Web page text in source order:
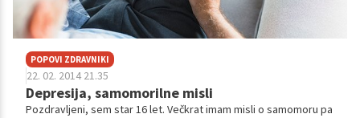
POPOVI ZDRAVNIKI
22. 02. 2014 21.35
Depresija, samomorilne misli
Pozdravljeni, sem star 16 let. Večkrat imam misli o samomoru pa